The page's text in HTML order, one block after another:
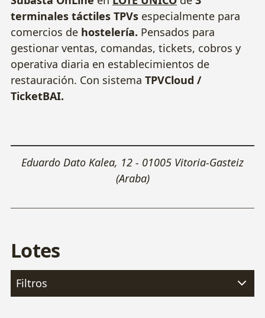
terminales táctiles TPVs especialmente para
comercios de hostelería. Pensados para
gestionar ventas, comandas, tickets, cobros y
operativa diaria en establecimientos de
restauración. Con sistema TPVCloud /
TicketBAI.
Cómo llegar
+
Eduardo Dato Kalea, 12 - 01005 Vitoria-Gasteiz
(Araba)
Lotes
Filtros